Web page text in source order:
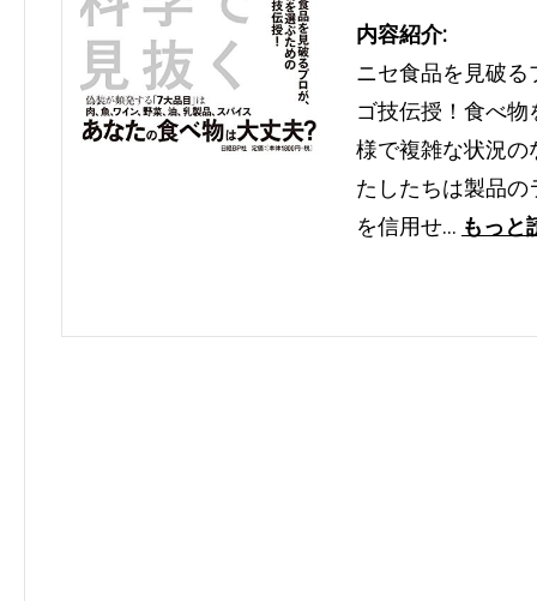
内容紹介:
ニセ食品を見破
ゴ技伝授！食べ
様で複雑な状況の
たしたちは製品
を信用せ… もっと